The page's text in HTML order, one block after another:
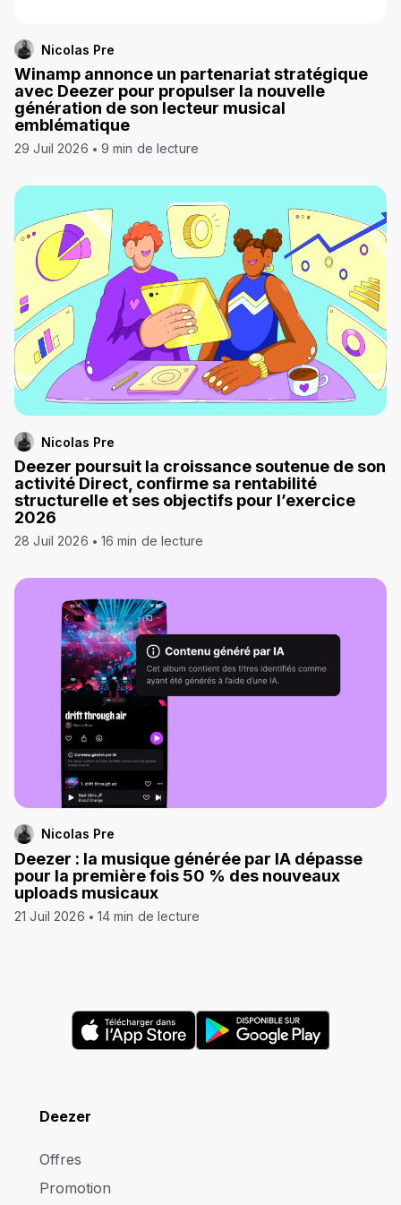
Nicolas Pre
Winamp annonce un partenariat stratégique
avec Deezer pour propulser la nouvelle
génération de son lecteur musical
emblématique
29 Juil 2026 9 min de lecture
Nicolas Pre
Deezer poursuit la croissance soutenue de son
activité Direct, confirme sa rentabilité
structurelle et ses objectifs pour l’exercice
2026
28 Juil 2026 16 min de lecture
Nicolas Pre
Deezer : la musique générée par IA dépasse
pour la première fois 50 % des nouveaux
uploads musicaux
21 Juil 2026 14 min de lecture
Deezer
Offres
Promotion